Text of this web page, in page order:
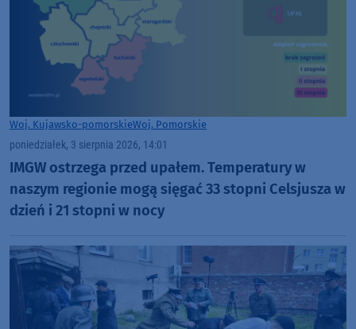
Woj. Kujawsko-pomorskieWoj. Pomorskie
poniedziałek, 3 sierpnia 2026, 14:01
IMGW ostrzega przed upałem. Temperatury w
naszym regionie mogą sięgać 33 stopni Celsjusza w
dzień i 21 stopni w nocy